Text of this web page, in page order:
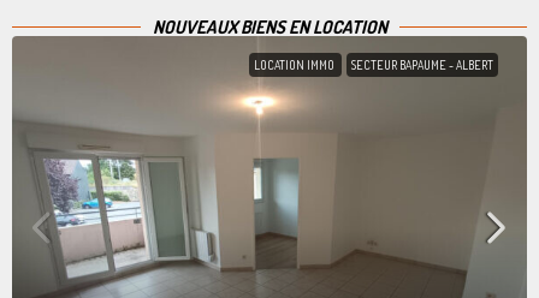
NOUVEAUX BIENS EN LOCATION
LOCATION IMMO SECTEUR BAPAUME - ALBERT